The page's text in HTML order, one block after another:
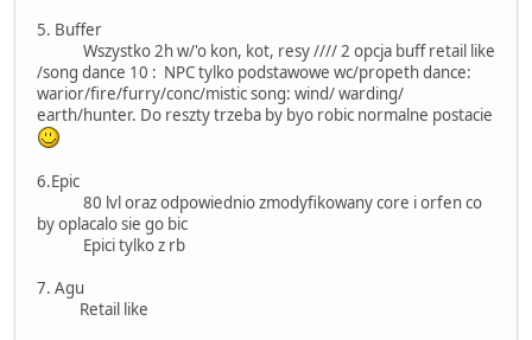
5. Buffer
Wszystko 2h w/'o kon, kot, resy //// 2 opcja buff retail like
/song dance 10 : NPC tylko podstawowe wc/propeth dance:
warior/fire/furry/conc/mistic song: wind/ warding/
earth/hunter. Do reszty trzeba by byo robic normalne postacie
6.Epic
80 lvl oraz odpowiednio zmodyfikowany core i orfen co
by oplacalo sie go bic
Epici tylko z rb
7. Agu
Retail like